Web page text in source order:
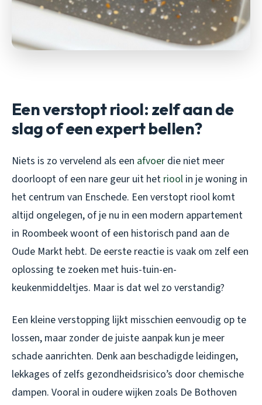
Een verstopt riool: zelf aan de
slag of een expert bellen?
Niets is zo vervelend als een afvoer die niet meer
doorloopt of een nare geur uit het riool in je woning in
het centrum van Enschede. Een verstopt riool komt
altijd ongelegen, of je nu in een modern appartement
in Roombeek woont of een historisch pand aan de
Oude Markt hebt. De eerste reactie is vaak om zelf een
oplossing te zoeken met huis-tuin-en-
keukenmiddeltjes. Maar is dat wel zo verstandig?
Een kleine verstopping lijkt misschien eenvoudig op te
lossen, maar zonder de juiste aanpak kun je meer
schade aanrichten. Denk aan beschadigde leidingen,
lekkages of zelfs gezondheidsrisico’s door chemische
dampen. Vooral in oudere wijken zoals De Bothoven